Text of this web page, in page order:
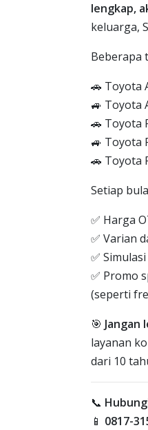
lengkap,
keluarga,
Beberapa
🚗 Toyota
🚙 Toyota
🚗 Toyota
🚙 Toyota
🚗 Toyota
Setiap
✅ Harga
✅ Varian
✅
✅ Promo
(seperti
🎯
layanan
dari 10
📞
📱 0817-